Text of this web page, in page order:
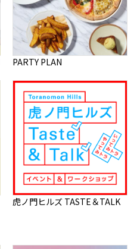
PARTY PLAN
虎ノ門ヒルズ TASTE＆TALK